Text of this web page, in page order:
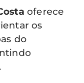
oferece
os
do